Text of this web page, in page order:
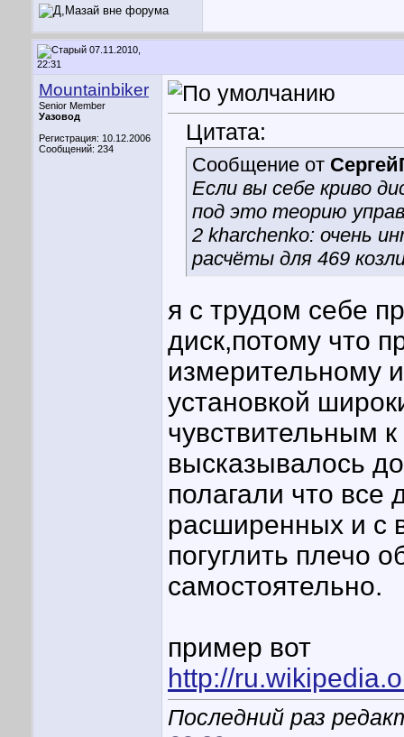
07.11.2010,
22:31
Mountainbiker
Senior Member
Уазовод
Регистрация: 10.12.2006
Сообщений: 234
Цитата:
Сообщение от
Если вы себе криво
под это теорию
2 kharchenko: очень
расчёты для 469
я с трудом себе
диск,потому что
измерительному
установкой
чувствительным
высказывалось
полагали что
расширенных и с
погуглить плечо
самостоятельно.
пример вот
http://
Последний раз